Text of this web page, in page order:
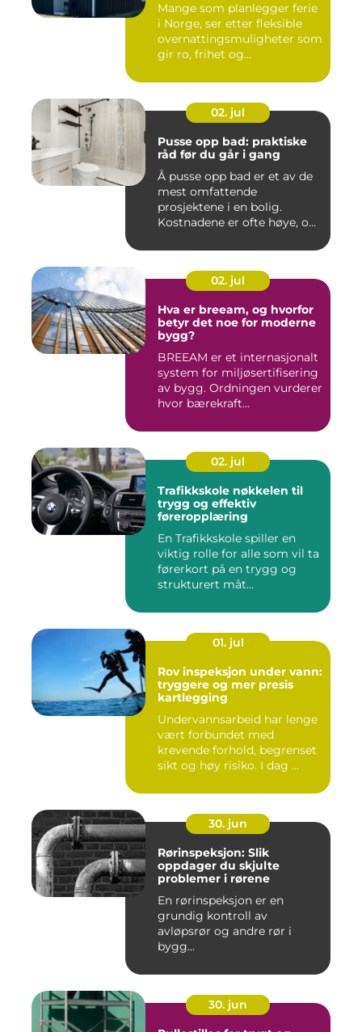
Mange som planlegger ferie
i Norge, ser etter fleksible
overnattingsmuligheter som
gir ro, frihet og...
02. jul
Pusse opp bad: praktiske
råd før du går i gang
Å pusse opp bad er et av de
mest omfattende
prosjektene i en bolig.
Kostnadene er ofte høye, og
02. jul
Hva er breeam, og hvorfor
betyr det noe for moderne
bygg?
BREEAM er et internasjonalt
system for miljøsertifisering
av bygg. Ordningen vurderer
hvor bærekraft...
02. jul
Trafikkskole nøkkelen til
trygg og effektiv
føreropplæring
En Trafikkskole spiller en
viktig rolle for alle som vil ta
førerkort på en trygg og
strukturert måt...
01. jul
Rov inspeksjon under vann:
tryggere og mer presis
kartlegging
Undervannsarbeid har lenge
vært forbundet med
krevende forhold, begrenset
sikt og høy risiko. I dag ...
30. jun
Rørinspeksjon: Slik
oppdager du skjulte
problemer i rørene
En rørinspeksjon er en
grundig kontroll av
avløpsrør og andre rør i
bygg...
30. jun